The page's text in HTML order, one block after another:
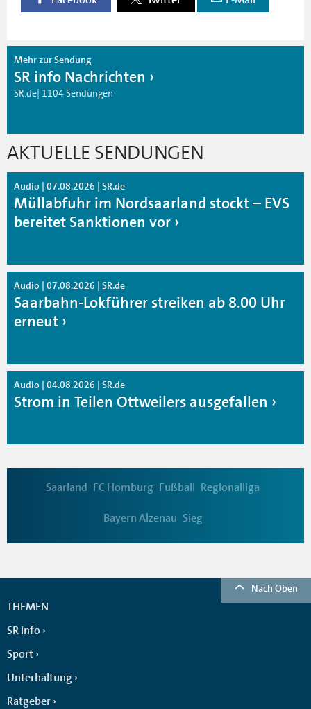
Mehr zur Sendung
SR info Nachrichten
SR.de| 1104 Sendungen
AKTUELLE SENDUNGEN
Audio | 07.08.2026 | SR.de
Müllabfuhr im Nordsaarland stockt – EVS
bereitet Sanktionen vor
Audio | 07.08.2026 | SR.de
Saarbahn-Lokführer streiken ab 8.00 Uhr
erneut
Audio | 04.08.2026 | SR.de
Strom in Teilen Ottweilers ausgefallen
Saarland FC Homburg Fußball Regionalliga
Bayern Alzenau Sieg
Nach Oben
THEMEN
SR info
Sport
Unterhaltung
Ratgeber